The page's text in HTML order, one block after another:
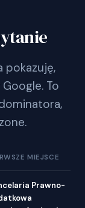
pokazuję,
To
MIEJSCE
Prawno-